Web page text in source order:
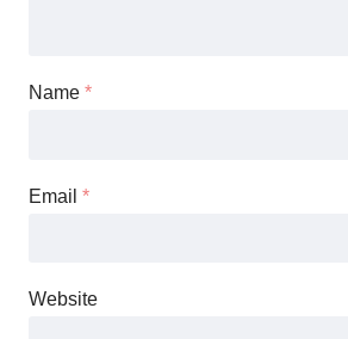
Name *
Email *
Website